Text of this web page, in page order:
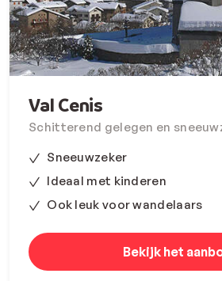
Val Cenis
Schitterend gelegen en
Sneeuwzeker
Ideaal met kinderen
Ook leuk voor wandelaars
Bekijk het